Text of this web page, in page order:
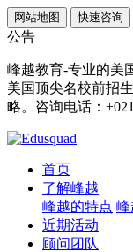
网站地图 快速咨询
公告
峰越教育-专业的美
美国顶尖名校前招
略。咨询电话：
首页
了解峰越
峰越的特点 峰
近期活动
顾问团队